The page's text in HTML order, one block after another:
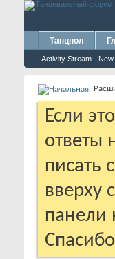
Танцпол
Activity Stream
Если
ответы
писать
вверху
панели